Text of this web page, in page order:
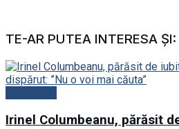
TE-AR PUTEA INTERESA ȘI:
Irinel Columbeanu, părăsit